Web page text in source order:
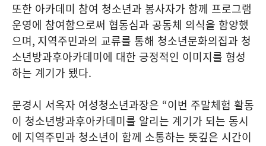
또한 아카데미 참여 청소년과 봉사자가 함께 프로그램
운영에 참여함으로써 협동심과 공동체 의식을 함양했
으며, 지역주민과의 교류를 통해 청소년문화의집과 청
소년방과후아카데미에 대한 긍정적인 이미지를 형성
하는 계기가 됐다.
문경시 서옥자 여성청소년과장은 “이번 주말체험 활동
이 청소년방과후아카데미를 알리는 계기가 되는 동시
에 지역주민과 청소년이 함께 소통하는 뜻깊은 시간이